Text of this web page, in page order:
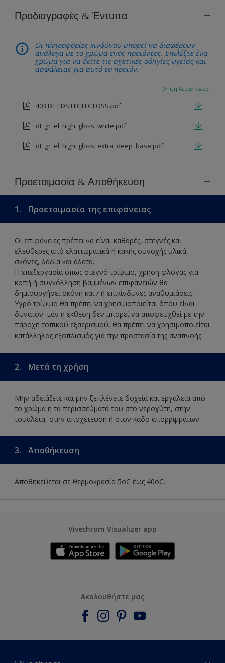
Προδιαγραφές & Έντυπα
Οι πληροφορίες κινδύνου μπορεί να διαφέρουν
ανάλογα με το χρώμα ενός προϊόντος. Επιλέξτε ένα
χρώμα για να δείτε τις σχετικές οδηγίες υγείας και
ασφάλειας για αυτό το προϊόν.
Λήψη Adobe Reader
403 DT TDS HIGH GLOSS.pdf
dt_gr_el_high_gloss_white.pdf
dt_gr_el_high_gloss_extra_deep_base.pdf
Προετοιμασία & Αποθήκευση
1. Προετοιμασία της επιφάνειας
Οι επιφάνειες πρέπει να είναι καθαρές, στεγνές και
ελεύθερες από ελαττωματικά ή κακής συνοχής υλικά,
σκόνες, λάδια και άλατα.
Η επεξεργασία όπως στεγνό τρίψιμο, χρήση φλόγας για
κοπή ή συγκόλληση βαμμένων επιφανειών θα
δημιουργήσει σκόνη και / ή επικίνδυνες αναθυμιάσεις.
Υγρό τρίψιμο θα πρέπει να χρησιμοποιείται όπου είναι
δυνατόν. Εάν η έκθεση δεν μπορεί να αποφευχθεί με την
παροχή τοπικού εξαερισμού, θα πρέπει να χρησιμοποιείται
κατάλληλος εξοπλισμός για την προστασία της αναπνοής.
2. Μετά τη χρήση
Μην αδειάζετε και μην ξεπλένετε δοχεία και εργαλεία από
το χρώμα ή τα περισσεύματά του στο νεροχύτη, στην
τουαλέτα, στην αποχέτευση ή στον κάδο απορριμμάτων.
3. Αποθήκευση
Αποθηκεύεται σε θερμοκρασία 5οC έως 40οC.
Vivechrom Visualizer app
Ακολουθήστε μας